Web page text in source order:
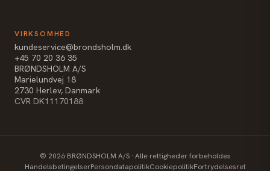
VIRKSOMHED
kundeservice@brondsholm.dk
+45 70 20 36 35
BRØNDSHOLM A/S
Marielundvej 18
2730 Herlev, Danmark
CVR DK11170188
© 2026BRØNDSHOLM A/S · Alle rettigheder forbeholdes
HandelsbetingelserPersondatapolitikCookiepolitikFortrydelsesret